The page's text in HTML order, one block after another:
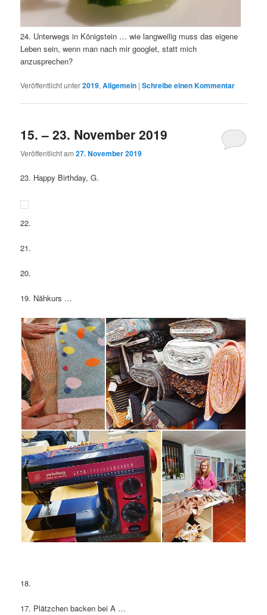
24. Unterwegs in Königstein … wie langweilig muss das eigene
Leben sein, wenn man nach mir googlet, statt mich
anzusprechen?
Veröffentlicht unter2019,Allgemein |Schreibe einen Kommentar
15. – 23. November 2019
Veröffentlicht am27. November 2019
23. Happy Birthday, G.
22.
21.
20.
19. Nähkurs …
18.
17. Plätzchen backen bei A …